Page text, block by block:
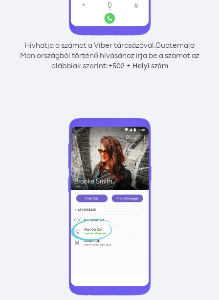
Hívhatja a számot a Viber tárcsázóval.Guatemala
Man országból történő hívásához írja be a számot az
alábbiak szerint:+502+ Helyi szám